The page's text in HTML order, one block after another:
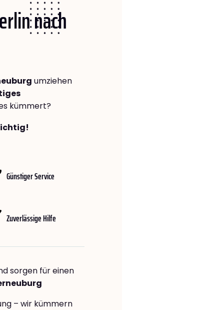
nach
umziehen
kümmert?
Günstiger Service
Zuverlässige Hilfe
sorgen für einen
– wir kümmern